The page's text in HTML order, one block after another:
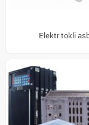
Elektr tokli